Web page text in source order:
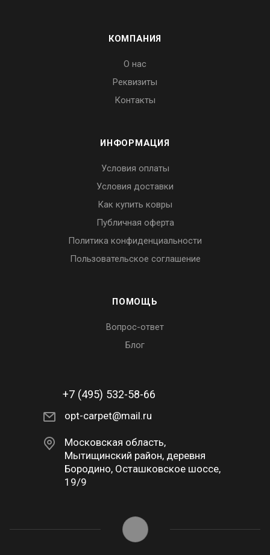
КОМПАНИЯ
О нас
Реквизиты
Контакты
ИНФОРМАЦИЯ
Условия оплаты
Условия доставки
Как купить ковры
Публичная оферта
Политика конфиденциальности
Пользовательское соглашение
ПОМОЩЬ
Вопрос-ответ
Блог
+7 (495) 532-58-66
opt-carpet@mail.ru
Московская область,
Мытищинский район, деревня
Бородино, Осташковское шоссе,
19/9